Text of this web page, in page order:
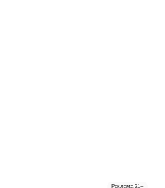
Реклама 21+